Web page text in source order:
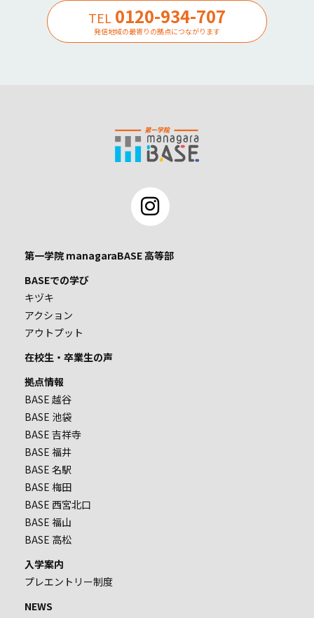
TEL 0120-934-707
発信地域の最寄りの拠点につながります
第一学院 managaraBASE 高等部
BASEでの学び
キヅキ
アクション
アウトプット
在校生・卒業生の声
拠点情報
BASE 越谷
BASE 池袋
BASE 吉祥寺
BASE 福井
BASE 名駅
BASE 梅田
BASE 西宮北口
BASE 福山
BASE 高松
入学案内
プレエントリー制度
NEWS